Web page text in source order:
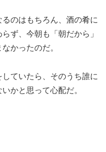
のはもちろん、酒の肴に
ず、今朝も「朝だから」
かったのだ。
ていたら、そのうち誰に
かと思って心配だ。